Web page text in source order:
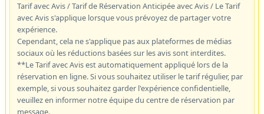
Tarif avec Avis / Tarif de Réservation Anticipée avec Avis / Le Tarif
avec Avis s'applique lorsque vous prévoyez de partager votre
expérience.
Cependant, cela ne s'applique pas aux plateformes de médias
sociaux où les réductions basées sur les avis sont interdites.
**Le Tarif avec Avis est automatiquement appliqué lors de la
réservation en ligne. Si vous souhaitez utiliser le tarif régulier, par
exemple, si vous souhaitez garder l'expérience confidentielle,
veuillez en informer notre équipe du centre de réservation par